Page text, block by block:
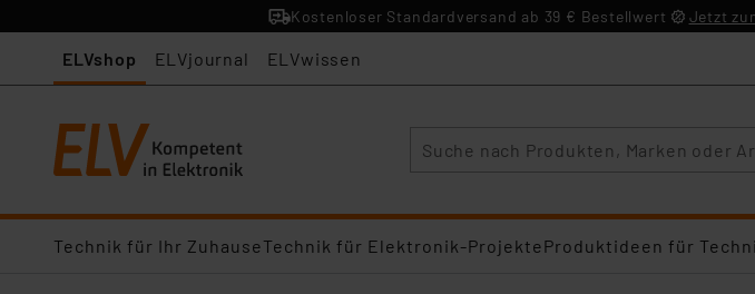
Kostenloser Standardversand ab 39 € Bestellwert Jetzt
ELVshop ELVjournal ELVwissen
Technik für Ihr ZuhauseTechnik für Elektronik-ProjekteProduktideen für